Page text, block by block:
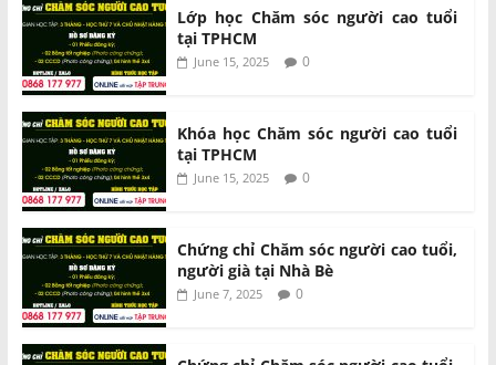
Lớp học Chăm sóc người cao tuổi
tại TPHCM
June 15, 2025 0
Khóa học Chăm sóc người cao tuổi
tại TPHCM
June 15, 2025 0
Chứng chỉ Chăm sóc người cao tuổi,
người già tại Nhà Bè
June 7, 2025 0